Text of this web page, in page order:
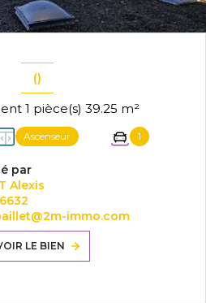
()
Appartement 1 pièce(s) 39.25 m²
Ascenseur 1
par
Alexis
immo.com
LE BIEN